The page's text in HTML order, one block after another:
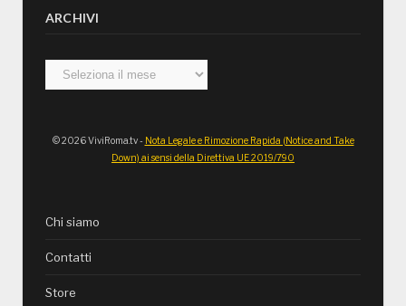
ARCHIVI
Archivi
© 2026 ViviRoma.tv - Nota Legale e Rimozione Rapida (Notice and Take
Down) ai sensi della Direttiva UE 2019/790
Chi siamo
Contatti
Store